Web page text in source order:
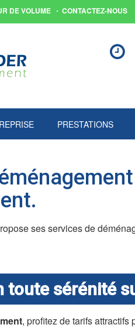
DE VOLUME CONTACTEZ-NOUS
PRESTATIONS
ses services de
toute sérénité
, profitez de tarifs